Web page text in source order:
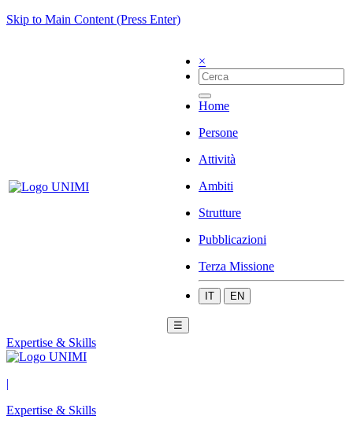
Skip to Main Content (Press Enter)
×
Home
Persone
Attività
Ambiti
Strutture
Pubblicazioni
Terza Missione
IT EN
☰
Expertise & Skills
|
Expertise & Skills